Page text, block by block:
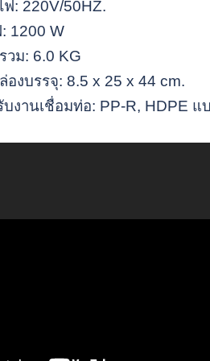
ฟ: 220V/50HZ.
1200 W
วม: 6.0 KG
องบรรจุ: 8.5 x 25 x 44 cm.
บงานเชื่อมท่อ: PP-R, HDPE แ